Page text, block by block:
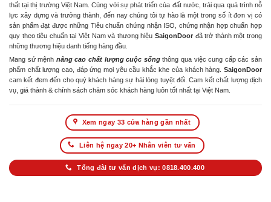
thất tại thị trường Việt Nam. Cùng với sự phát triển của đất nước, trải qua quá trình nỗ
lực xây dựng và trưởng thành, đến nay chúng tôi tự hào là một trong số ít đơn vị có
sản phẩm đạt được những Tiêu chuẩn chứng nhận ISO, chứng nhận hợp chuẩn hợp
quy theo tiêu chuẩn tại Việt Nam và thương hiệu SaigonDoor đã trở thành một trong
những thương hiệu danh tiếng hàng đầu.
Mang sứ mệnh nâng cao chất lượng cuộc sốngthông qua việc cung cấp các sản
phẩm chất lượng cao, đáp ứng mọi yêu cầu khắc khe của khách hàng. SaigonDoor
cam kết đem đến cho quý khách hàng sự hài lòng tuyệt đối. Cam kết chất lượng dịch
vụ, giá thành & chính sách chăm sóc khách hàng luôn tốt nhất tại Việt Nam.
Xem ngay 33 cửa hàng gần nhất
Liên hệ ngay 20+ Nhân viên tư vấn
Tổng đài tư vấn dịch vụ: 0818.400.400